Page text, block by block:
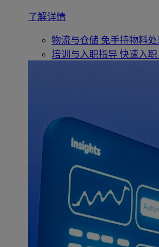
了解详情
物流与仓储 免手持物料处
培训与入职指导 快速入